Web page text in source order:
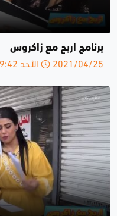
برنامج اربح مع زاكروس
2021/04/25 الأحد 19:42 م